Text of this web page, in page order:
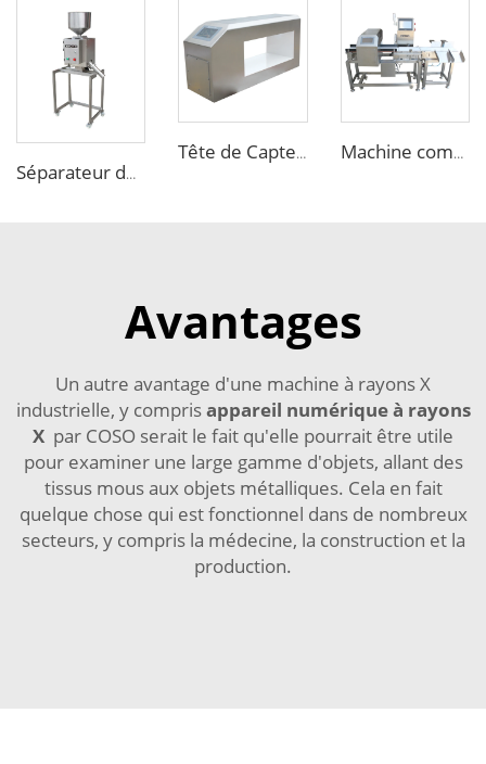
Séparateur de métaux pour machines de moulage plastique
Tête de Capteur de Détecteur de Métaux pour Aliments destinée au Recyclage de Bouteilles en Plastique Machine combinée détecteur de métaux et pesonometre pour l'industrie alimentaire
Avantages
Un autre avantage d'une machine à rayons X
industrielle, y comprisappareil numérique à rayons
X par COSO serait le fait qu'elle pourrait être utile
pour examiner une large gamme d'objets, allant des
tissus mous aux objets métalliques. Cela en fait
quelque chose qui est fonctionnel dans de nombreux
secteurs, y compris la médecine, la construction et la
production.